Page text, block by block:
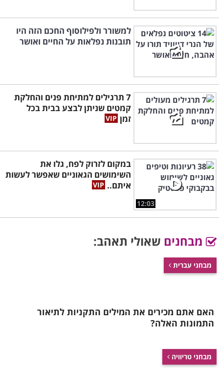
למשורר ולפילוסוף החכם הזה היו
תובנות נפלאות על החיים ואושר
7 תרגילים למתיחת פנים והחלקת
קמטים שניתן לבצע בבית בכל
זמן
12:03
במקום לזרוק לפח, גלו את
השימושים הגאוניים שאפשר לעשות
איתם..
מבחנים שאולי תאהב:
מבחני עברית
האם אתם מכירים את המילים התקניות לתיאור
התמונות האלה?
מבחני טריוויה